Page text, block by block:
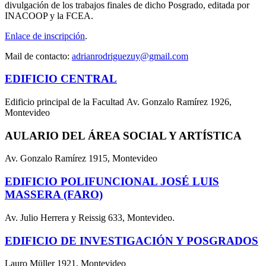
divulgación de los trabajos finales de dicho Posgrado, editada por
INACOOP y la FCEA.
Enlace de inscripción.
Mail de contacto: adrianrodriguezuy@gmail.com
EDIFICIO CENTRAL
Edificio principal de la Facultad Av. Gonzalo Ramírez 1926,
Montevideo
AULARIO DEL ÁREA SOCIAL Y ARTÍSTICA
Av. Gonzalo Ramírez 1915, Montevideo
EDIFICIO POLIFUNCIONAL JOSÉ LUIS
MASSERA (FARO)
Av. Julio Herrera y Reissig 633, Montevideo.
EDIFICIO DE INVESTIGACIÓN Y POSGRADOS
Lauro Müller 1921, Montevideo